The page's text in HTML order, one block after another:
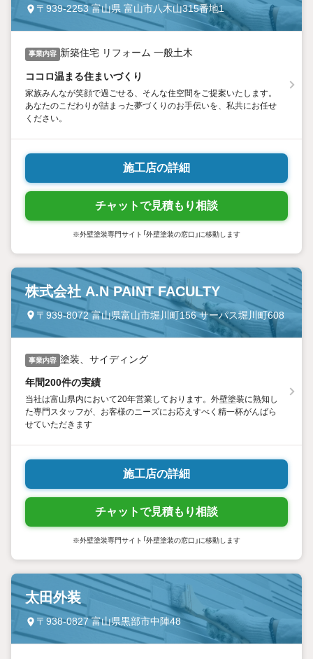
〒939-2253 富山県 富山市八木山315番地1
事業内容 新築住宅 リフォーム 一般土木
ココロ温まる住まいづくり
家族みんなが笑顔で過ごせる、そんな住空間をご提案いたします。
あなたのこだわりが詰まった夢づくりのお手伝いを、私共にお任せ
ください。
施工店の詳細
チャットで見積もり相談
※外壁塗装専門サイト「外壁塗装の窓口」に移動します
株式会社 A.N PAINT FACULTY
〒939-8072 富山県富山市堀川町156 サーパス堀川町608
事業内容 塗装、サイディング
年間200件の実績
当社は富山県内において20年営業しております。外壁塗装に熟知し
た専門スタッフが、お客様のニーズにお応えすべく精一杯がんばら
せていただきます
施工店の詳細
チャットで見積もり相談
※外壁塗装専門サイト「外壁塗装の窓口」に移動します
太田外装
〒938-0827 富山県黒部市中陣48